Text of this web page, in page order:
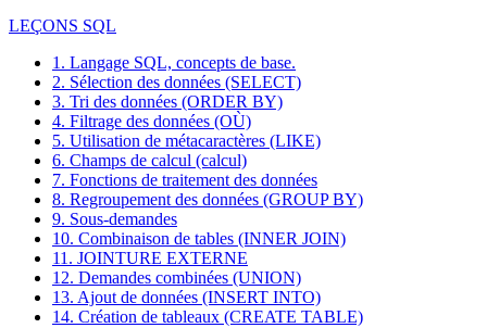
LEÇONS SQL
1. Langage SQL, concepts de base.
2. Sélection des données (SELECT)
3. Tri des données (ORDER BY)
4. Filtrage des données (OÙ)
5. Utilisation de métacaractères (LIKE)
6. Champs de calcul (calcul)
7. Fonctions de traitement des données
8. Regroupement des données (GROUP BY)
9. Sous-demandes
10. Combinaison de tables (INNER JOIN)
11. JOINTURE EXTERNE
12. Demandes combinées (UNION)
13. Ajout de données (INSERT INTO)
14. Création de tableaux (CREATE TABLE)